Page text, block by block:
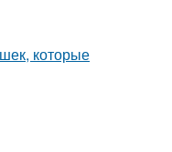
которые